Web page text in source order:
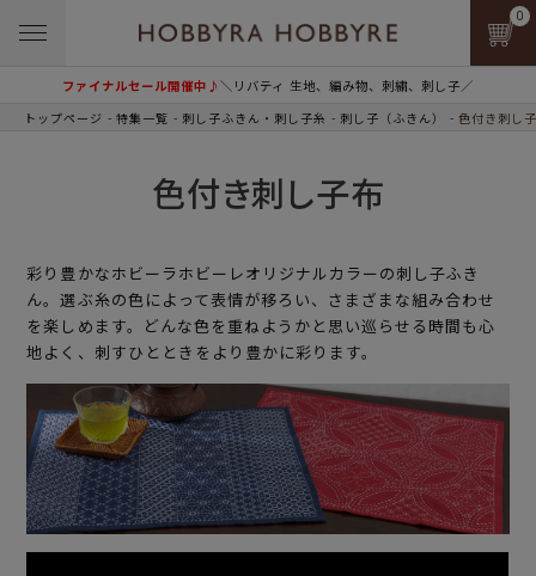
ファイナルセール開催中♪＼リバティ 生地、編み物、刺繍、刺し子／
0
トップページ 特集一覧 刺し子ふきん・刺し子糸 刺し子（ふきん） 色付き刺し
色付き刺し子布
彩り豊かなホビーラホビーレオリジナルカラーの刺し子ふき
ん。選ぶ糸の色によって表情が移ろい、さまざまな組み合わせ
を楽しめます。どんな色を重ねようかと思い巡らせる時間も心
地よく、刺すひとときをより豊かに彩ります。